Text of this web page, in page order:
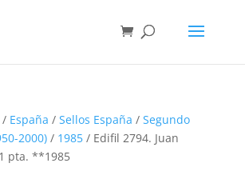
/ España / Sellos España / Segundo
2000)/ 1985/ Edifil 2794. Juan
pta. **1985